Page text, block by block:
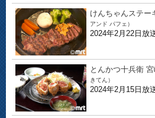
けんちゃんステー
アンド パフェ）
2024年2月22日放
とんかつ十兵衛
きてん）
2024年2月15日放